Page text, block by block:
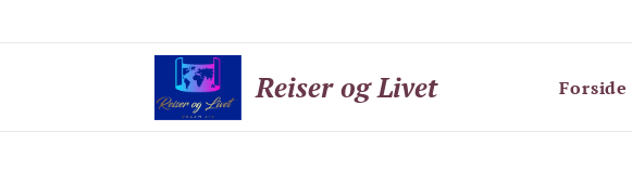
Reiser og Livet Forside